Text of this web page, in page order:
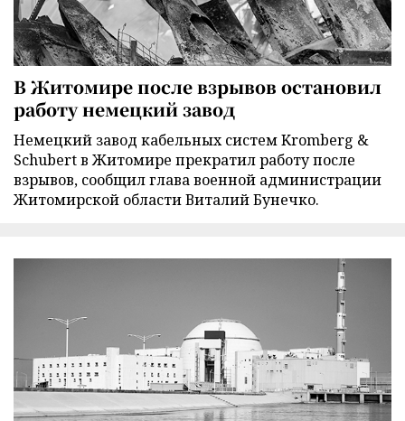
В Житомире после взрывов остановил
работу немецкий завод
Немецкий завод кабельных систем Kromberg &
Schubert в Житомире прекратил работу после
взрывов, сообщил глава военной администрации
Житомирской области Виталий Бунечко.